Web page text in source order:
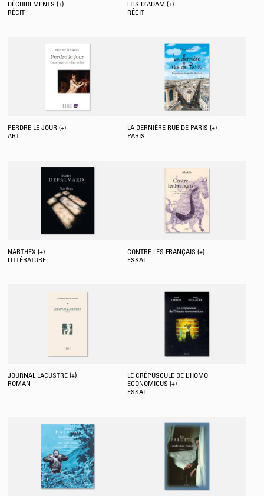
DÉCHIREMENTS (+)
RÉCIT
FILS D’ADAM (+)
RÉCIT
PERDRE LE JOUR (+)
ART
LA DERNIÈRE RUE DE PARIS (+)
PARIS
NARTHEX (+)
LITTÉRATURE
CONTRE LES FRANÇAIS (+)
ESSAI
JOURNAL LACUSTRE (+)
ROMAN
LE CRÉPUSCULE DE L’HOMO
ECONOMICUS (+)
ESSAI